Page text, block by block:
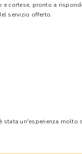
cortese, pronto a
servizio offerto.
stata un'esperienza molto